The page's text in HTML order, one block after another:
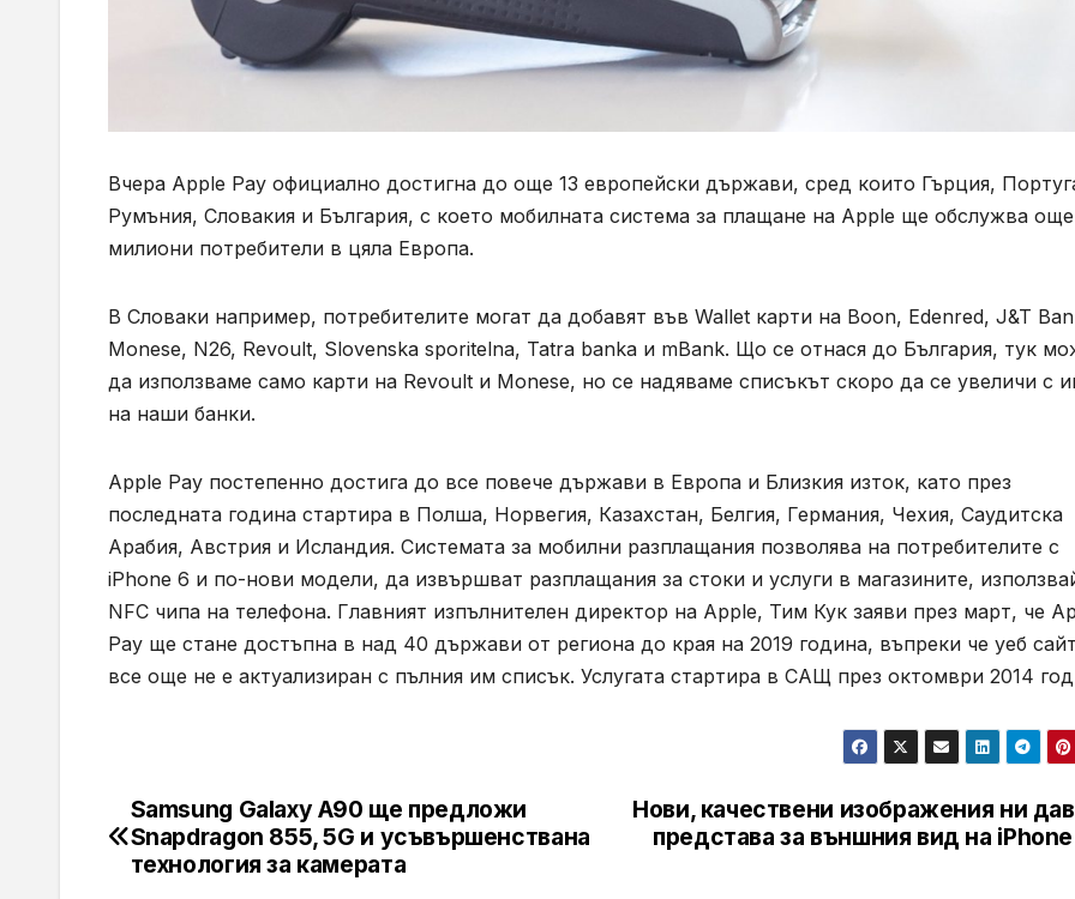
Вчера Apple Pay официално достигна до още 13 европейски държави, сред които Гърция,
Румъния, Словакия и България, с което мобилната система за плащане на Apple ще обслужва още
милиони потребители в цяла Европа.
В Словаки например, потребителите могат да добавят във Wallet карти на Boon, Edenred, J&T
Monese, N26, Revoult, Slovenska sporitelna, Tatra banka и mBank. Що се отнася до България, тук
да използваме само карти на Revoult и Monese, но се надяваме списъкът скоро да се увеличи с
на наши банки.
Apple Pay постепенно достига до все повече държави в Европа и Близкия изток, като през
последната година стартира в Полша, Норвегия, Казахстан, Белгия, Германия, Чехия, Саудитска
Арабия, Австрия и Исландия. Системата за мобилни разплащания позволява на потребителите с
iPhone 6 и по-нови модели, да извършват разплащания за стоки и услуги в магазините,
NFC чипа на телефона. Главният изпълнителен директор на Apple, Тим Кук заяви през март, че
Pay ще стане достъпна в над 40 държави от региона до края на 2019 година, въпреки че уеб
все още не е актуализиран с пълния им списък. Услугата стартира в САЩ през октомври 2014
Навигация
Нови, качествени изображения ни
представа за външния вид на
Samsung Galaxy A90 ще предложи
Snapdragon 855, 5G и усъвършенствана
технология за камерата